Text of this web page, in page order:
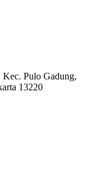
Kec. Pulo Gadung,
13220